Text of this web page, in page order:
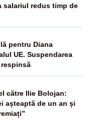
salariul redus timp de
pentru Diana
UE. Suspendarea
către Ilie Bolojan:
așteaptă de un an și